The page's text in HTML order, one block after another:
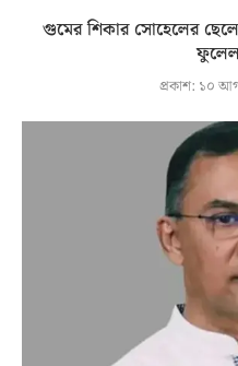
গুমের শিকার সোহেলের ছেলে
প্রকাশ: ১০